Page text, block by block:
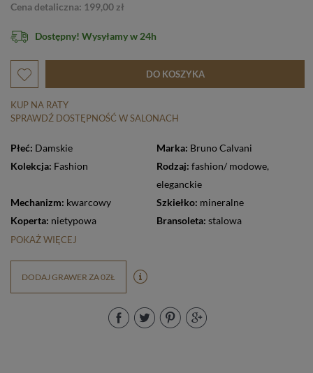
Cena detaliczna: 199,00 zł
Dostępny! Wysyłamy w 24h
DO KOSZYKA
KUP NA RATY
SPRAWDŹ DOSTĘPNOŚĆ W SALONACH
Płeć: Damskie Marka: Bruno Calvani
Kolekcja: Fashion Rodzaj: fashion/ modowe,
eleganckie
Mechanizm: kwarcowy Szkiełko: mineralne
Koperta: nietypowa Bransoleta: stalowa
POKAŻ WIĘCEJ
DODAJ GRAWER ZA 0ZŁ